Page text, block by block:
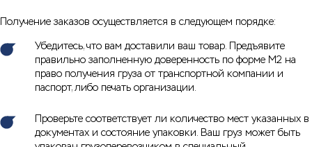
Получение заказов осуществляется в следующем порядке:
Убедитесь, что вам доставили ваш товар. Предъявите
правильно заполненную доверенность по форме М2 на
право получения груза от транспортной компании и
паспорт, либо печать организации.
Проверьте соответствует ли количество мест указанных в
документах и состояние упаковки. Ваш груз может быть